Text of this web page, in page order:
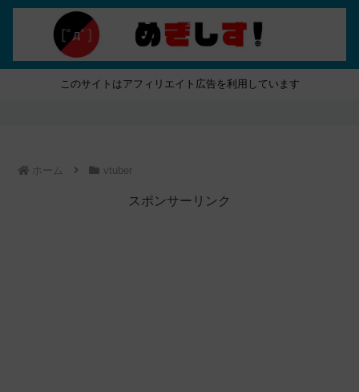
このサイトはアフィリエイト広告を利用しています
ホーム vtuber
スポンサーリンク